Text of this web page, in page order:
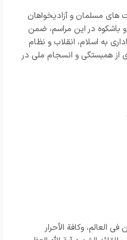
های مسلمان و آزادیخواهان
در این مراسم، ضمن
به اسلام، انقلاب و نظام
از همبستگی و انسجام ملی در
العالم، وکافة الأحرار